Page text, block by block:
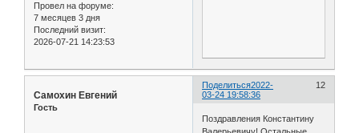
Провел на форуме:
7 месяцев 3 дня
Последний визит:
2026-07-21 14:23:53
Поделиться 12
2022-
03-24 19:58:36
Самохин Евгений
Гость
Поздравления Константину
Валерьевичу! Остальные